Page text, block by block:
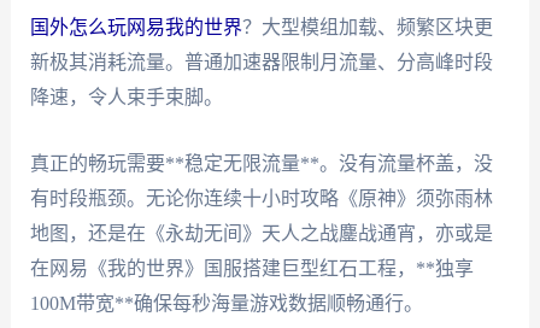
国外怎么玩网易我的世界？大型模组加载、频繁区块更
新极其消耗流量。普通加速器限制月流量、分高峰时段
降速，令人束手束脚。
真正的畅玩需要**稳定无限流量**。没有流量杯盖，没
有时段瓶颈。无论你连续十小时攻略《原神》须弥雨林
地图，还是在《永劫无间》天人之战鏖战通宵，亦或是
在网易《我的世界》国服搭建巨型红石工程，**独享
100M带宽**确保每秒海量游戏数据顺畅通行。